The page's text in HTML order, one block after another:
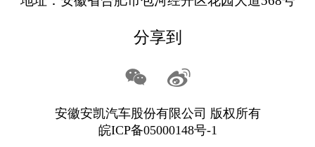
分享到
安徽安凯汽车股份有限公司 版权所有
皖ICP备05000148号-1